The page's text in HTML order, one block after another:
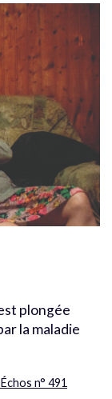
plongée
la maladie
n° 491